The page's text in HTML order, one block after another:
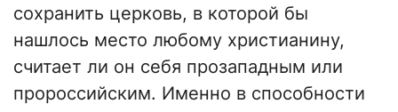
сохранить церковь, в которой бы
нашлось место любому христианину,
считает ли он себя прозападным или
пророссийским. Именно в способности